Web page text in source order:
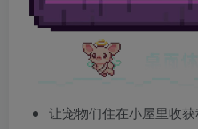
让宠物们住在小屋里收